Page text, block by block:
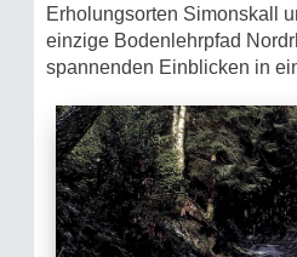
Erholungsorten Simonskall
einzige Bodenlehrpfad
spannenden Einblicken in